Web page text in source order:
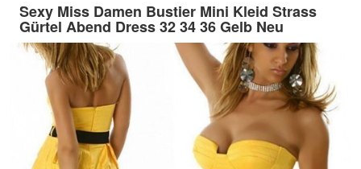
Sexy Miss Damen Bustier Mini Kleid Strass
Gürtel Abend Dress 32 34 36 Gelb Neu